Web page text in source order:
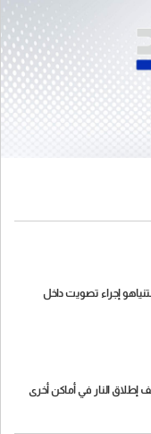
إجراء تصويت داخل
النار في أماكن أخرى